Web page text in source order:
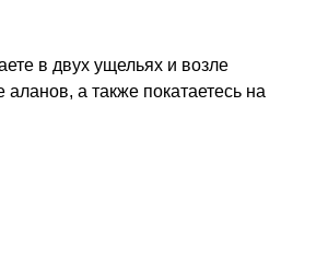
в двух ущельях и возле
а также покатаетесь на